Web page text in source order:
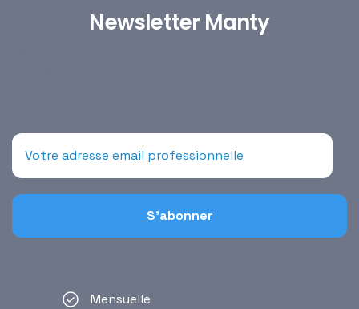
Newsletter Manty
Mensuelle